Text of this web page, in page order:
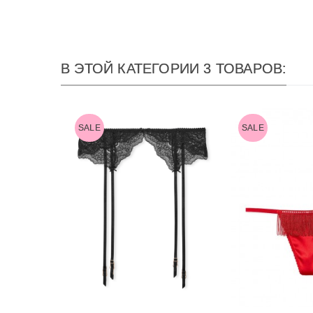
В ЭТОЙ КАТЕГОРИИ 3 ТОВАРОВ:
SALE SALE